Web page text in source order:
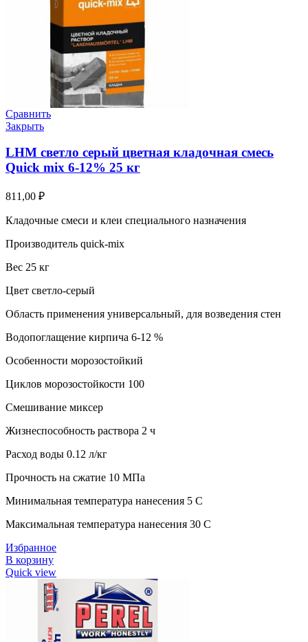
Сравнить
Закрыть
LHM светло серый цветная кладочная смесь
Quick mix 6-12% 25 кг
811,00 ₽
Кладочные смеси и клеи специального назначения
Производитель quick-mix
Вес 25 кг
Цвет светло-серый
Область применения универсальный, для возведения стен
Водопоглащение кирпича 6-12 %
Особенности морозостойкий
Циклов морозостойкости 100
Смешивание миксер
Жизнеспособность раствора 2 ч
Расход воды 0.12 л/кг
Прочность на сжатие 10 МПа
Минимальная температура нанесения 5 C
Максимальная температура нанесения 30 C
Избранное
В корзину
Quick view